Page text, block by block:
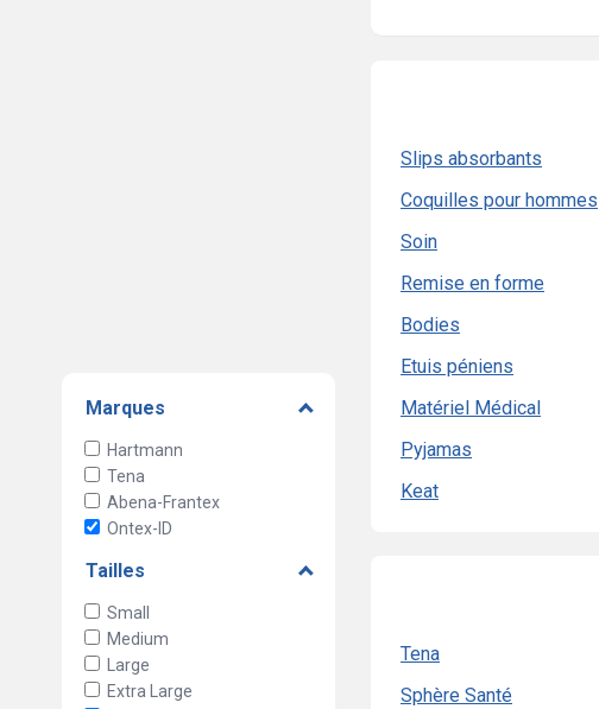
Marques
Hartmann
Tena
Abena-Frantex
Ontex-ID
Tailles
Small
Medium
Large
Extra Large
Slips absorbants
Coquilles pour hommes
Soin
Remise en forme
Bodies
Etuis péniens
Matériel Médical
Pyjamas
Keat
Tena
Sphère Santé